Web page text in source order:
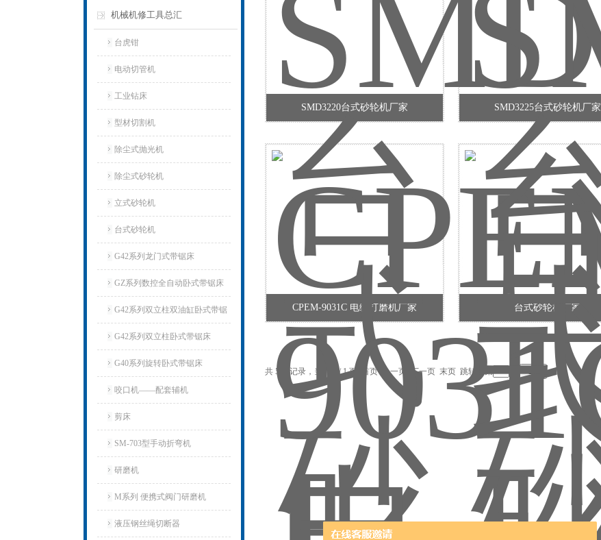
机械机修工具总汇
台虎钳
电动切管机
工业钻床
型材切割机
除尘式抛光机
除尘式砂轮机
立式砂轮机
台式砂轮机
G42系列龙门式带锯床
GZ系列数控全自动卧式带锯床
G42系列双立柱双油缸卧式带锯
床
G42系列双立柱卧式带锯床
G40系列旋转卧式带锯床
咬口机——配套辅机
剪床
SM-703型手动折弯机
研磨机
M系列 便携式阀门研磨机
液压钢丝绳切断器
SMD3220台式砂轮机厂家 SMD3225台式砂轮机厂家
CPEM-9031C 电缆打磨机厂家 台式砂轮机厂家
共 5 条记录，当前 1 / 1 页 首页 上一页 下一页 末页 跳转到第